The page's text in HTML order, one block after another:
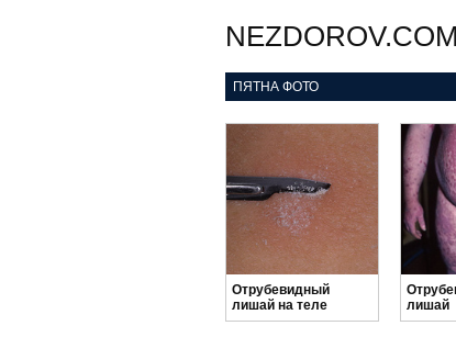
NEZDOROV.COM
ПЯТНА ФОТО
Отрубевидный
лишай на теле
лишай